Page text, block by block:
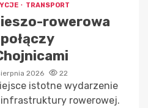
TRANSPORT
rowerowa
2026 22
istotne wydarzenie
rowerowej.